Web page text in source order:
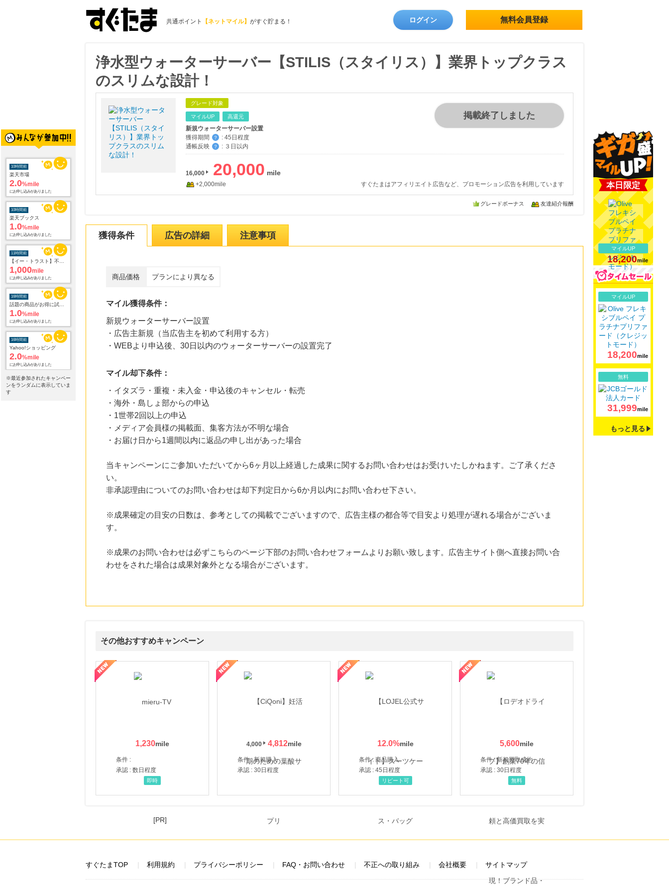
共通ポイント 【ネットマイル】 がすぐ貯まる！ ログイン 無料会員登録
10時間前
楽天市場
2.0%mile
にお申し込みがありました
10時間前
楽天ブックス
1.0%mile
にお申し込みがありました
11時間前
1,000mile
にお申し込みがありました
16時間前
1.0%mile
にお申し込みがありました
16時間前
Yahoo!ショッピング
2.0%mile
にお申し込みがありました
16時間前
Qoo10
※最近参加されたキャンペー
ンをランダムに表示していま
す
浄水型ウォーターサーバー【STILIS（スタイリス）】業界トップクラス
のスリムな設計！
グレード対象
マイルUP 高還元
新規ウォーターサーバー設置
獲得期間
？ : 45日程度
通帳反映
？ : ３日以内
掲載終了しました
16,000 20,000
+2,000mile すぐたまはアフィリエイト広告など、プロモーション広告を利用しています
グレードボーナス 友達紹介報酬
獲得条件 広告の詳細 注意事項
商品価格 プランにより異なる
マイル獲得条件：
新規ウォーターサーバー設置
・広告主新規（当広告主を初めて利用する方）
・WEBより申込後、30日以内のウォーターサーバーの設置完了
マイル却下条件：
・イタズラ・重複・未入金・申込後のキャンセル・転売
・海外・島しょ部からの申込
・1世帯2回以上の申込
・メディア会員様の掲載面、集客方法が不明な場合
・お届け日から1週間以内に返品の申し出があった場合
当キャンペーンにご参加いただいてから6ヶ月以上経過した成果に関するお問い合わせはお受けいたしかねます。ご了承くださ
い。
非承認理由についてのお問い合わせは却下判定日から6か月以内にお問い合わせ下さい。
※成果確定の目安の日数は、参考としての掲載でございますので、広告主様の都合等で目安より処理が遅れる場合がございま
す。
※成果のお問い合わせは必ずこちらのページ下部のお問い合わせフォームよりお願い致します。広告主サイト側へ直接お問い合
わせをされた場合は成果対象外となる場合がございます。
その他おすすめキャンペーン
1,230
条件 :
承認 : 数日程度
即時
4,000 4,812
条件 : 新規購入
承認 : 30日程度
12.0%
条件 : 商品購入
承認 : 45日程度
【LOJEL公式サイト】スーツケース・バッグ
リピート可
5,600
条件 : 新規買取成約
承認 : 30日程度
【ロデオドライブ】創業70年の信頼と高価買取を実現！ブランド品・貴金属の無料査定
無料
本日限定
マイルUP
18,200mile
マイルUP
18,200mile
無料
31,999mile
もっと見る
[PR]
すぐたまTOP 利用規約 プライバシーポリシー FAQ・お問い合わせ 不正への取り組み 会社概要 サイトマップ